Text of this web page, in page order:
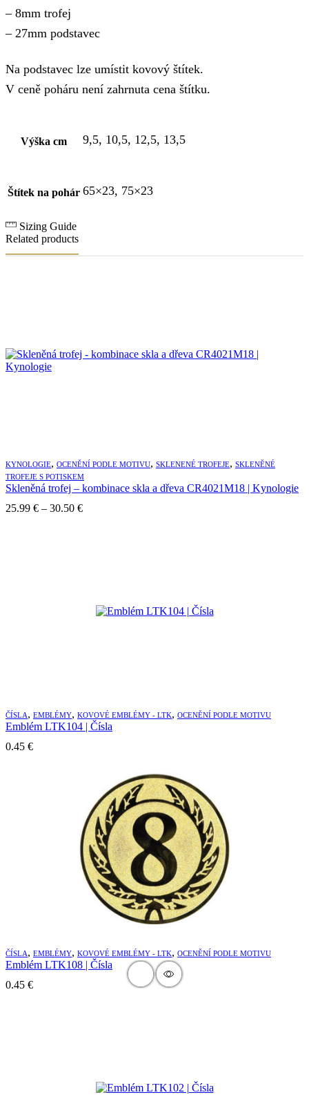
– 8mm trofej
– 27mm podstavec
Na podstavec lze umístit kovový štítek.
V ceně poháru není zahrnuta cena štítku.
Výška cm 9,5, 10,5, 12,5, 13,5
Štítek na pohár 65×23, 75×23
Sizing Guide
Related products
KYNOLOGIE, OCENĚNÍ PODLE MOTIVU, SKLENENÉ TROFEJE, SKLENĚNÉ
TROFEJE S POTISKEM
Skleněná trofej – kombinace skla a dřeva CR4021M18 | Kynologie
25.99 € – 30.50 €Price
ČÍSLA, EMBLÉMY, KOVOVÉ EMBLÉMY - LTK, OCENĚNÍ PODLE MOTIVU
Emblém LTK104 | Čísla
0.45 €
ČÍSLA, EMBLÉMY, KOVOVÉ EMBLÉMY - LTK, OCENĚNÍ PODLE MOTIVU
Emblém LTK108 | Čísla
0.45 €